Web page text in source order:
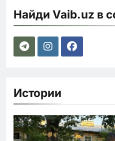
Найди Vaib.uz в
Истории